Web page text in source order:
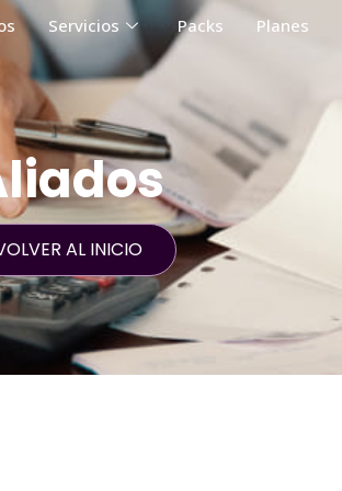
Servicios Packs Planes
AL INICIO